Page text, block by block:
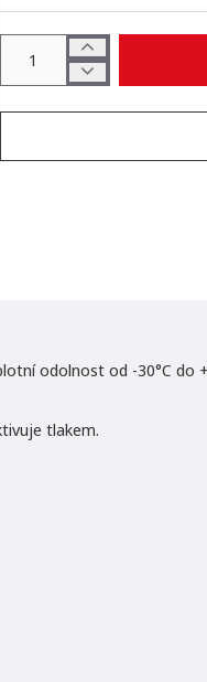
odolnost od -30°C
tlakem.